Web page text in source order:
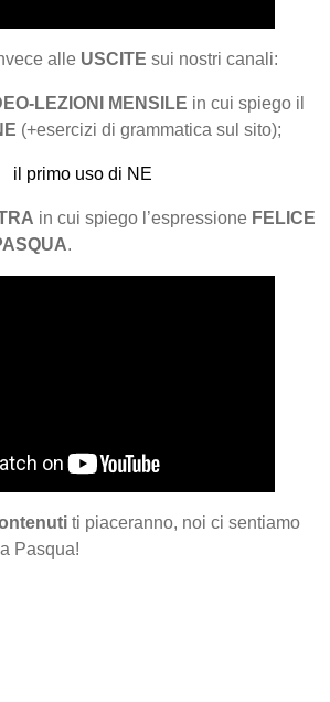
alle USCITE sui nostri canali:
LEZIONI MENSILE in cui spiego il
(+esercizi di grammatica sul sito);
il primo uso di NE
in cui spiego l’espressione FELICE
.
ti piaceranno, noi ci sentiamo
Pasqua!